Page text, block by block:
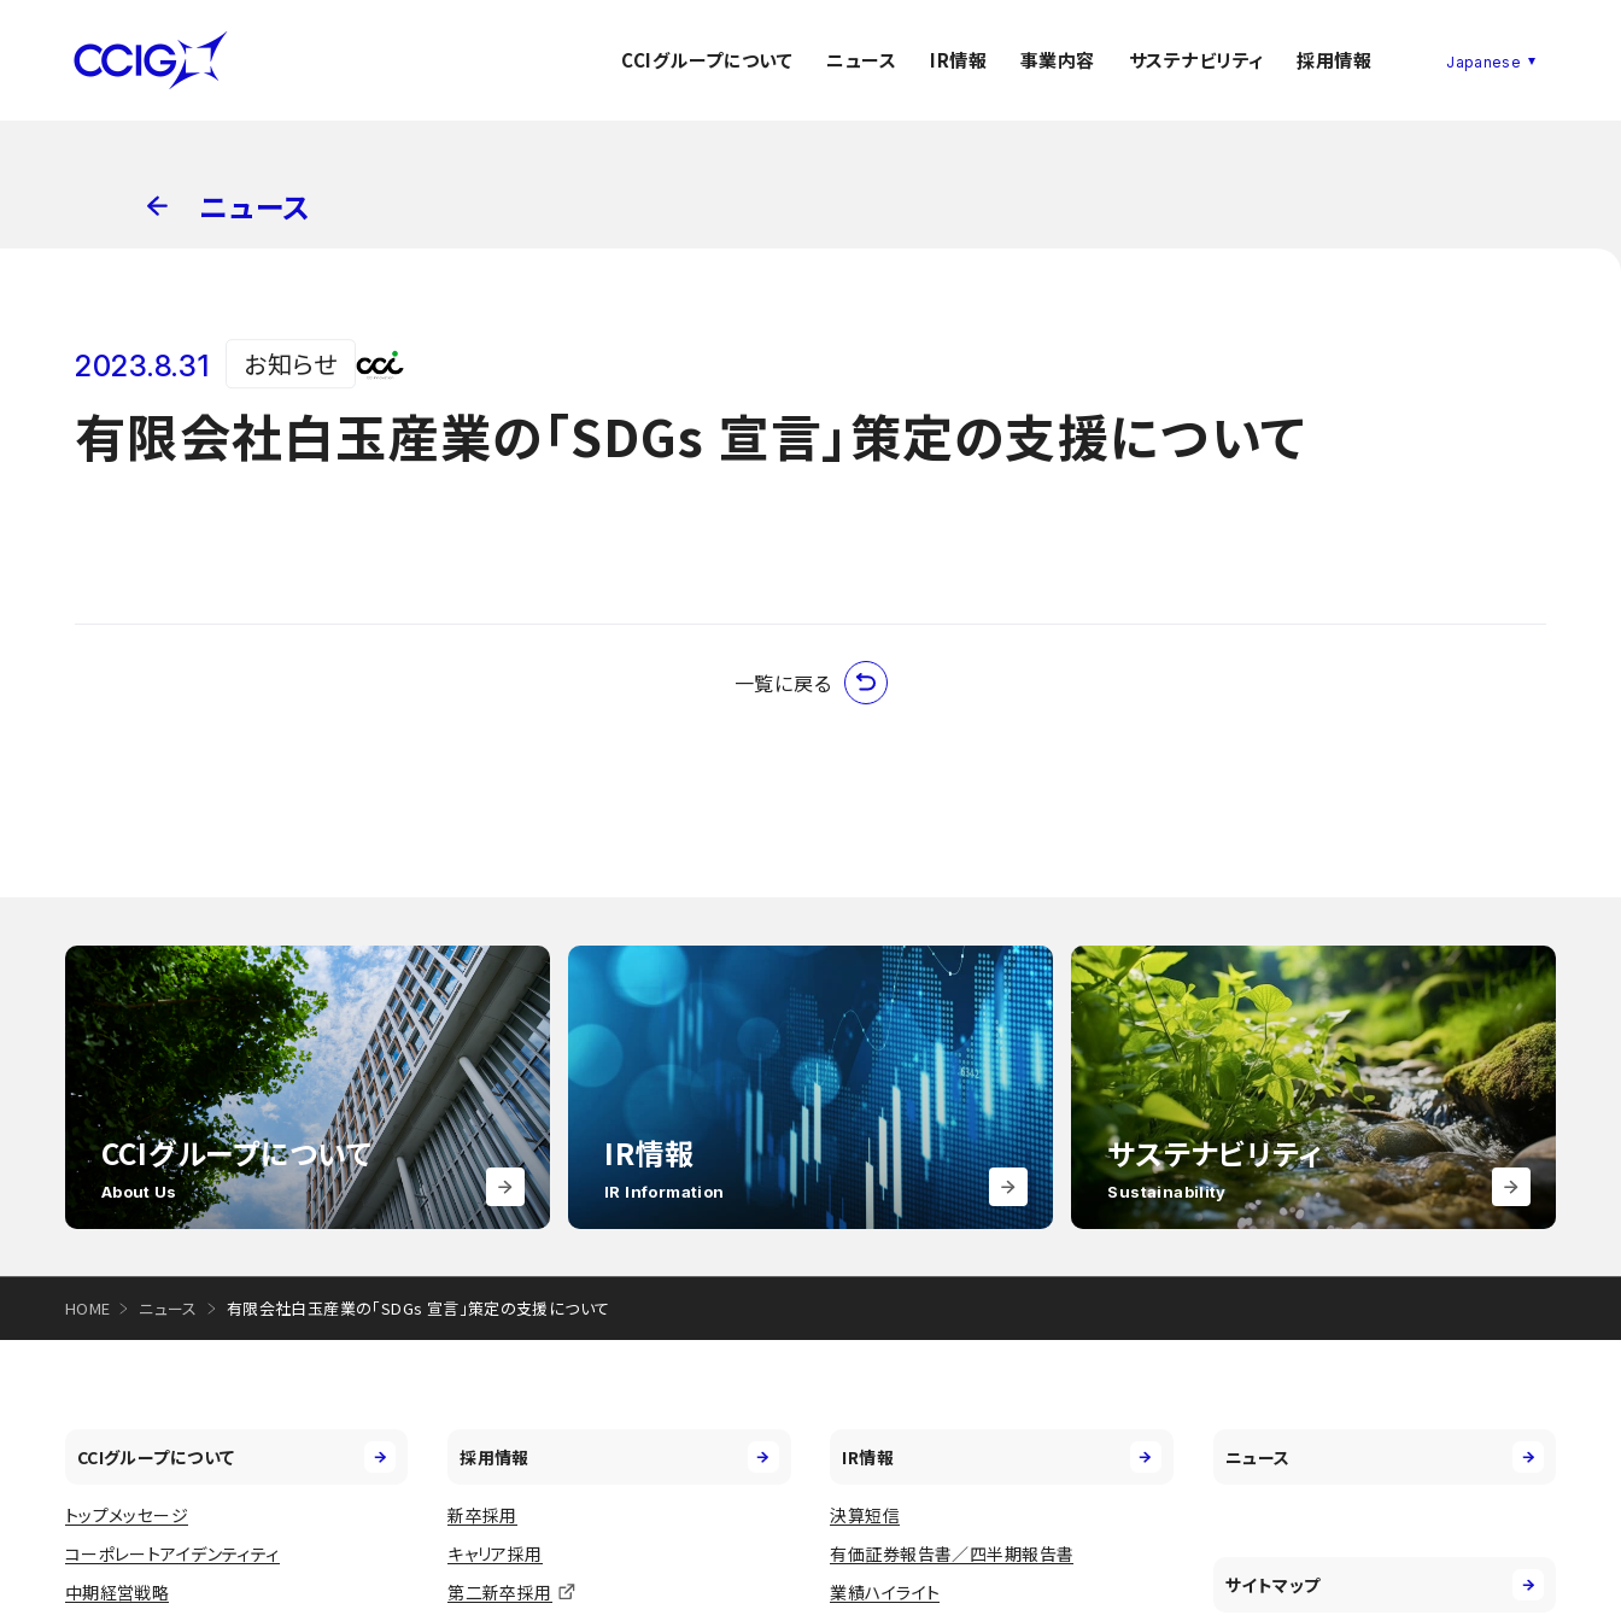
CCIグループについて ニュース IR情報 事業内容 サステナビリティ 採用情報
ニュース
2023.8.31 お知らせ
有限会社白玉産業の「SDGs 宣言」策定の支援について
一覧に戻る
CCIグループについて
About Us
IR情報
IR Information
サステナビリティ
Sustainability
HOME ニュース 有限会社白玉産業の「SDGs 宣言」策定の支援について
CCIグループについて
トップメッセージ
コーポレートアイデンティティ
中期経営戦略
採用情報
新卒採用
キャリア採用
第二新卒採用
IR情報
決算短信
有価証券報告書／四半期報告書
業績ハイライト
ニュース
サイトマップ